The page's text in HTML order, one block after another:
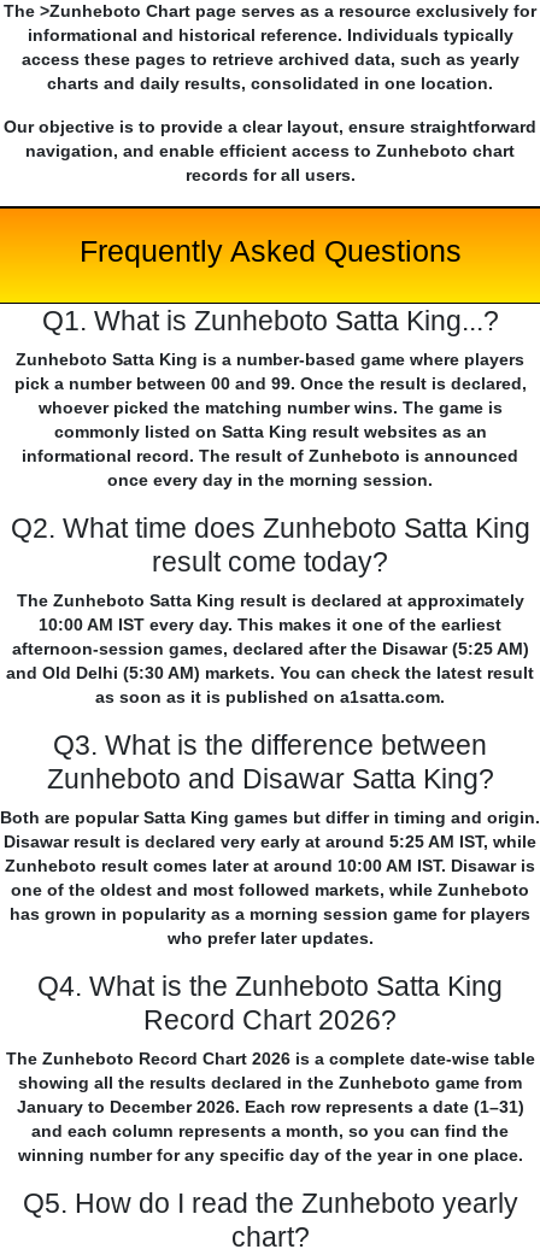
The >Zunheboto Chart page serves as a resource exclusively for
informational and historical reference. Individuals typically
access these pages to retrieve archived data, such as yearly
charts and daily results, consolidated in one location.
Our objective is to provide a clear layout, ensure straightforward
navigation, and enable efficient access to Zunheboto chart
records for all users.
Frequently Asked Questions
Q1. What is Zunheboto Satta King...?
Zunheboto Satta King is a number-based game where players
pick a number between 00 and 99. Once the result is declared,
whoever picked the matching number wins. The game is
commonly listed on Satta King result websites as an
informational record. The result of Zunheboto is announced
once every day in the morning session.
Q2. What time does Zunheboto Satta King
result come today?
The Zunheboto Satta King result is declared at approximately
10:00 AM IST every day. This makes it one of the earliest
afternoon-session games, declared after the Disawar (5:25 AM)
and Old Delhi (5:30 AM) markets. You can check the latest result
as soon as it is published on a1satta.com.
Q3. What is the difference between
Zunheboto and Disawar Satta King?
Both are popular Satta King games but differ in timing and origin.
Disawar result is declared very early at around 5:25 AM IST, while
Zunheboto result comes later at around 10:00 AM IST. Disawar is
one of the oldest and most followed markets, while Zunheboto
has grown in popularity as a morning session game for players
who prefer later updates.
Q4. What is the Zunheboto Satta King
Record Chart 2026?
The Zunheboto Record Chart 2026 is a complete date-wise table
showing all the results declared in the Zunheboto game from
January to December 2026. Each row represents a date (1–31)
and each column represents a month, so you can find the
winning number for any specific day of the year in one place.
Q5. How do I read the Zunheboto yearly
chart?